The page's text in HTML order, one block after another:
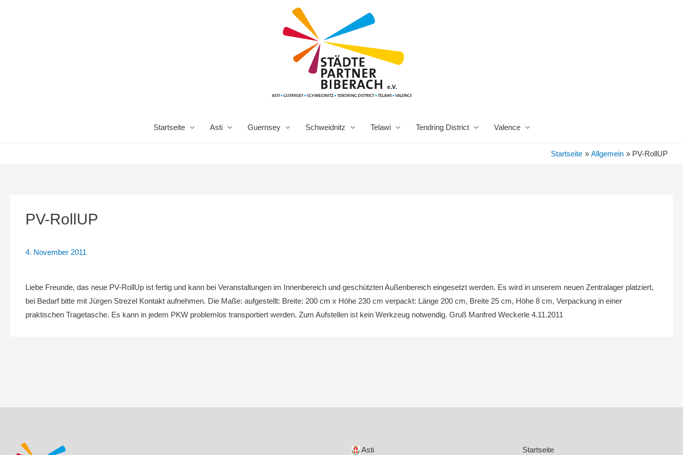
Startseite Asti Guernsey Schweidnitz Telawi Tendring District Valence
Startseite Allgemein PV-RollUP
PV-RollUP
4. November 2011
Liebe Freunde, das neue PV-RollUp ist fertig und kann bei Veranstaltungen im Innenbereich und geschützten Außenbereich eingesetzt werden. Es wird in unserem neuen Zentralager platziert,
bei Bedarf bitte mit Jürgen Strezel Kontakt aufnehmen. Die Maße: aufgestellt: Breite: 200 cm x Höhe 230 cm verpackt: Länge 200 cm, Breite 25 cm, Höhe 8 cm, Verpackung in einer
praktischen Tragetasche. Es kann in jedem PKW problemlos transportiert werden. Zum Aufstellen ist kein Werkzeug notwendig. Gruß Manfred Weckerle 4.11.2011
Asti Startseite